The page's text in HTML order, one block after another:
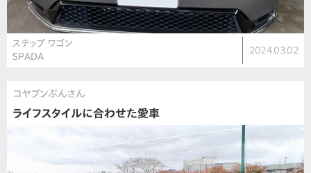
ステップ ワゴン
SPADA
2024.03.02
コヤブンぶんさん
ライフスタイルに合わせた愛車